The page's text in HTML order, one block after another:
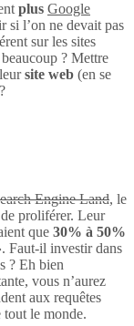
plus Google
si l’on ne devait pas
sur les sites
? Mettre
leursite web (en se
Engine Land, le
de proliférer. Leur
que 30% à 50%
. Faut-il investir dans
? Eh bien
vous n’aurez
aux requêtes
le monde.